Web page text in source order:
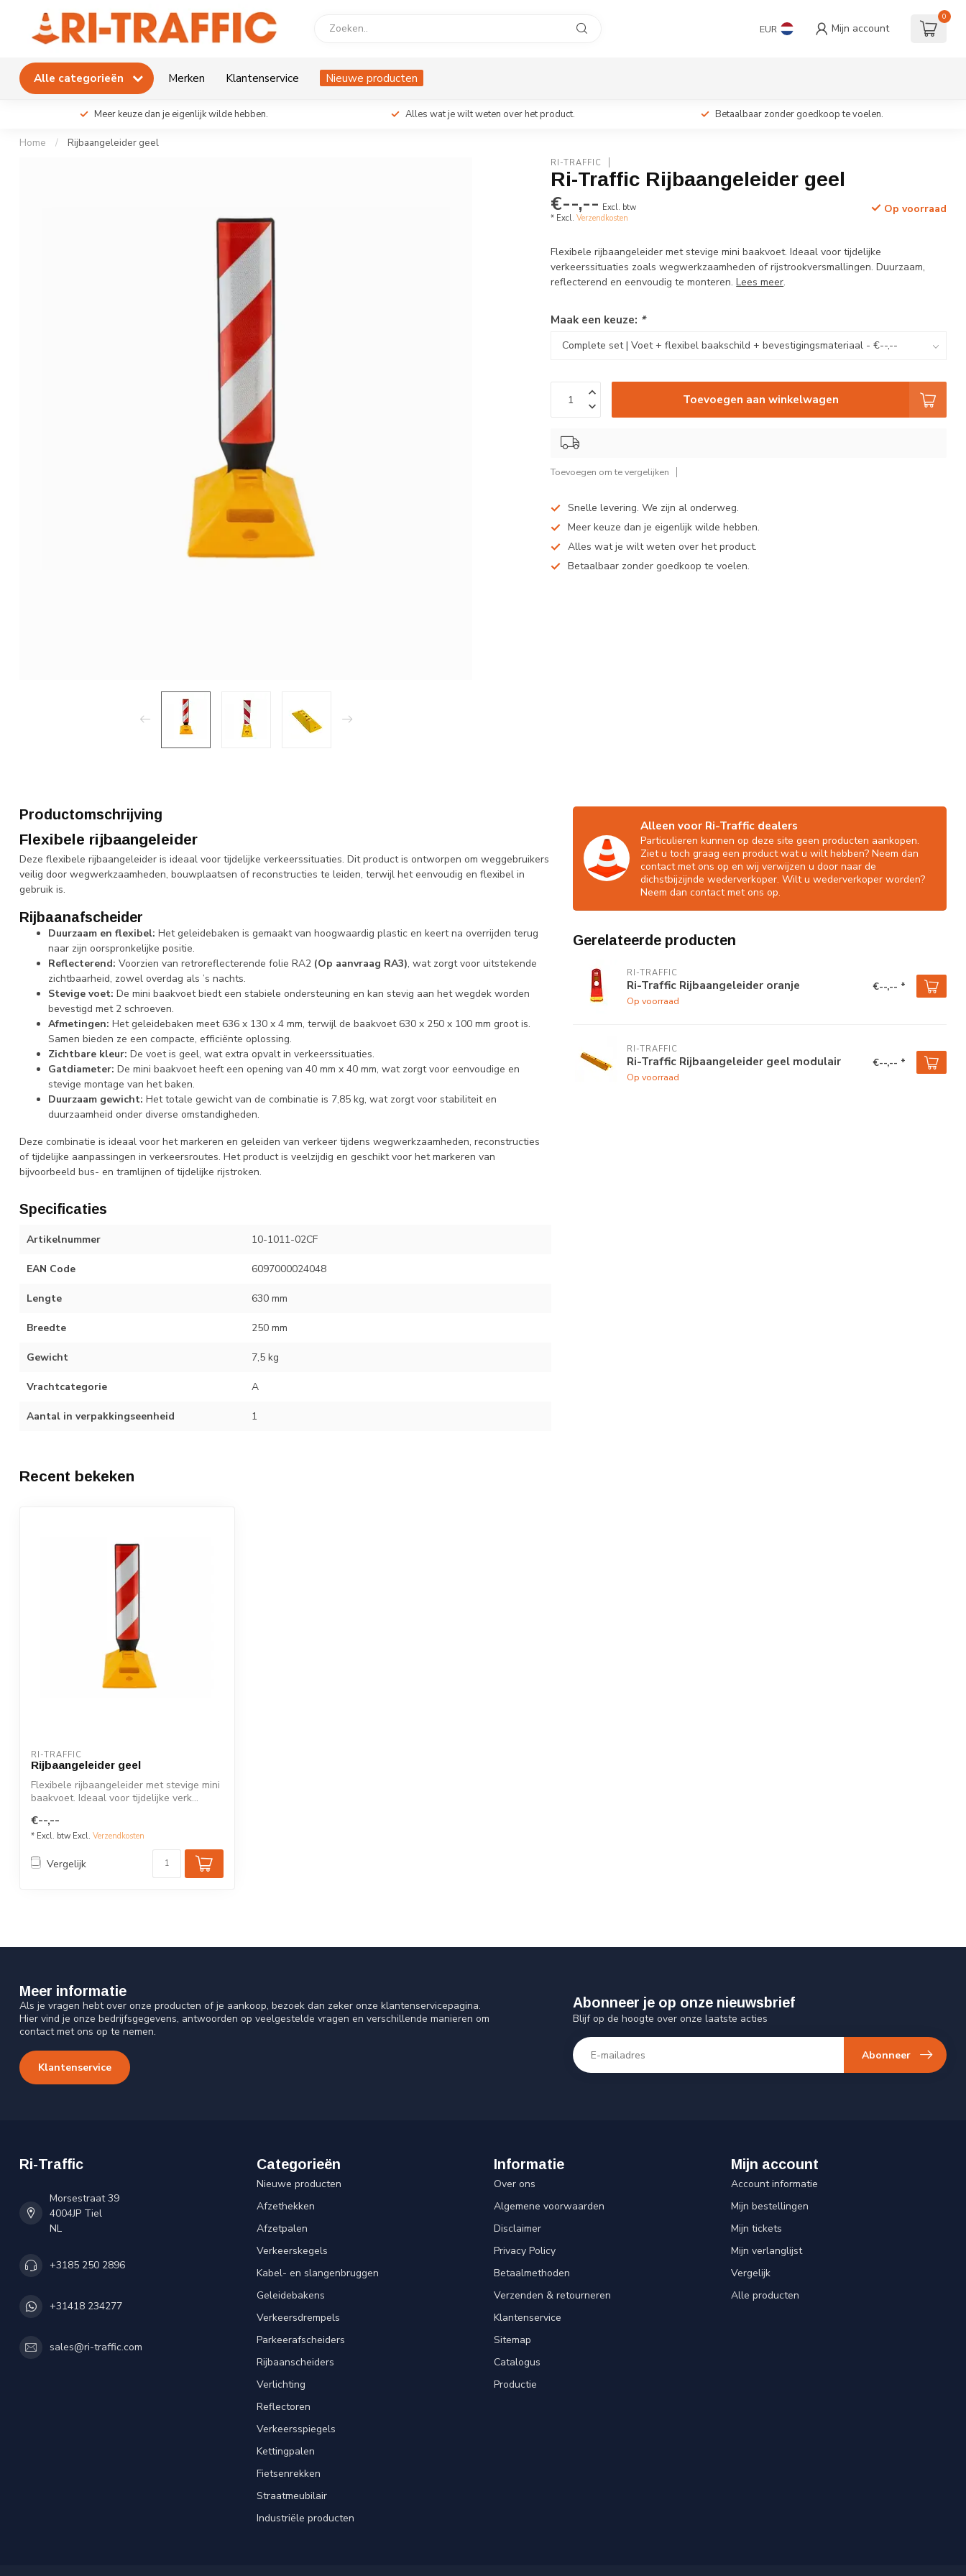
EUR Mijn account
0
Alle categorieën Merken Klantenservice Nieuwe producten
Meer keuze dan je eigenlijk wilde hebben. Alles wat je wilt weten over het product. Betaalbaar zonder goedkoop te voelen.
Home / Rijbaangeleider geel
RI-TRAFFIC
Ri-Traffic Rijbaangeleider geel
€--,-- Excl. btw
* Excl.Verzendkosten
Op voorraad
Flexibele rijbaangeleider met stevige mini baakvoet. Ideaal voor tijdelijke
verkeerssituaties zoals wegwerkzaamheden of rijstrookversmallingen. Duurzaam,
reflecterend en eenvoudig te monteren.Lees meer.
Maak een keuze: *
Toevoegen aan winkelwagen
Toevoegen om te vergelijken
Snelle levering. We zijn al onderweg.
Meer keuze dan je eigenlijk wilde hebben.
Alles wat je wilt weten over het product.
Betaalbaar zonder goedkoop te voelen.
Productomschrijving
Flexibele rijbaangeleider
Deze flexibele rijbaangeleider is ideaal voor tijdelijke verkeerssituaties. Dit product is ontworpen om weggebruikers
veilig door wegwerkzaamheden, bouwplaatsen of reconstructies te leiden, terwijl het eenvoudig en flexibel in
gebruik is.
Rijbaanafscheider
Duurzaam en flexibel: Het geleidebaken is gemaakt van hoogwaardig plastic en keert na overrijden terug
naar zijn oorspronkelijke positie.
Reflecterend: Voorzien van retroreflecterende folie RA2 (Op aanvraag RA3), wat zorgt voor uitstekende
zichtbaarheid, zowel overdag als ’s nachts.
Stevige voet: De mini baakvoet biedt een stabiele ondersteuning en kan stevig aan het wegdek worden
bevestigd met 2 schroeven.
Afmetingen: Het geleidebaken meet 636 x 130 x 4 mm, terwijl de baakvoet 630 x 250 x 100 mm groot is.
Samen bieden ze een compacte, efficiënte oplossing.
Zichtbare kleur: De voet is geel, wat extra opvalt in verkeerssituaties.
Gatdiameter: De mini baakvoet heeft een opening van 40 mm x 40 mm, wat zorgt voor eenvoudige en
stevige montage van het baken.
Duurzaam gewicht: Het totale gewicht van de combinatie is 7,85 kg, wat zorgt voor stabiliteit en
duurzaamheid onder diverse omstandigheden.
Deze combinatie is ideaal voor het markeren en geleiden van verkeer tijdens wegwerkzaamheden, reconstructies
of tijdelijke aanpassingen in verkeersroutes. Het product is veelzijdig en geschikt voor het markeren van
bijvoorbeeld bus- en tramlijnen of tijdelijke rijstroken.
Specificaties
Artikelnummer 10-1011-02CF
EAN Code 6097000024048
Lengte 630 mm
Breedte 250 mm
Gewicht 7,5 kg
Vrachtcategorie A
Aantal in verpakkingseenheid 1
Alleen voor Ri-Traffic dealers
Particulieren kunnen op deze site geen producten aankopen.
Ziet u toch graag een product wat u wilt hebben? Neem dan
contact met ons op en wij verwijzen u door naar de
dichstbijzijnde wederverkoper. Wilt u wederverkoper worden?
Neem dan contact met ons op.
Gerelateerde producten
RI-TRAFFIC
Ri-Traffic Rijbaangeleider oranje
Op voorraad
€--,-- *
RI-TRAFFIC
Ri-Traffic Rijbaangeleider geel modulair
Op voorraad
€--,-- *
Recent bekeken
RI-TRAFFIC
Rijbaangeleider geel
Flexibele rijbaangeleider met stevige mini
baakvoet. Ideaal voor tijdelijke verk...
€--,--
* Excl. btw Excl. Verzendkosten
Vergelijk
Meer informatie
Als je vragen hebt over onze producten of je aankoop, bezoek dan zeker onze klantenservicepagina.
Hier vind je onze bedrijfsgegevens, antwoorden op veelgestelde vragen en verschillende manieren om
contact met ons op te nemen.
Klantenservice
Abonneer je op onze nieuwsbrief
Blijf op de hoogte over onze laatste acties
Abonneer
Ri-Traffic
Morsestraat 39
4004JP Tiel
NL
+3185 250 2896
+31418 234277
sales@ri-traffic.com
Categorieën
Nieuwe producten
Afzethekken
Afzetpalen
Verkeerskegels
Kabel- en slangenbruggen
Geleidebakens
Verkeersdrempels
Parkeerafscheiders
Rijbaanscheiders
Verlichting
Reflectoren
Verkeersspiegels
Kettingpalen
Fietsenrekken
Straatmeubilair
Industriële producten
Informatie
Over ons
Algemene voorwaarden
Disclaimer
Privacy Policy
Betaalmethoden
Verzenden & retourneren
Klantenservice
Sitemap
Catalogus
Productie
Mijn account
Account informatie
Mijn bestellingen
Mijn tickets
Mijn verlanglijst
Vergelijk
Alle producten